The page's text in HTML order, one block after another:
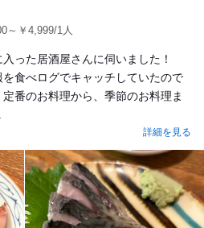
～￥4,999/1人
った居酒屋さんに伺いました！
食べログでキャッチしていたので
番のお料理から、季節のお料理ま
詳細を見る